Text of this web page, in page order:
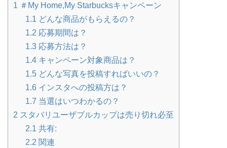
1 ＃My Home,My Starbucksキャンペーン
1.1 どんな商品がもらえるの？
1.2 応募期間は？
1.3 応募方法は？
1.4 キャンペーン対象商品は？
1.5 どんな写真を投稿すればいいの？
1.6 インスタへの投稿方は？
1.7 当選はいつわかるの？
2 スタバリユーザブルカップは売り切れ必至
2.1 共有:
2.2 関連